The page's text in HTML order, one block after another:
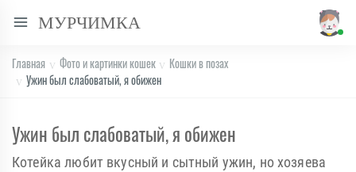
МУРЧИМКА
Главная Фото и картинки кошек
Кошки в позах
Ужин был слабоватый, я обижен
Ужин был слабоватый, я обижен
Котейка любит вкусный и сытный ужин, но хозяева